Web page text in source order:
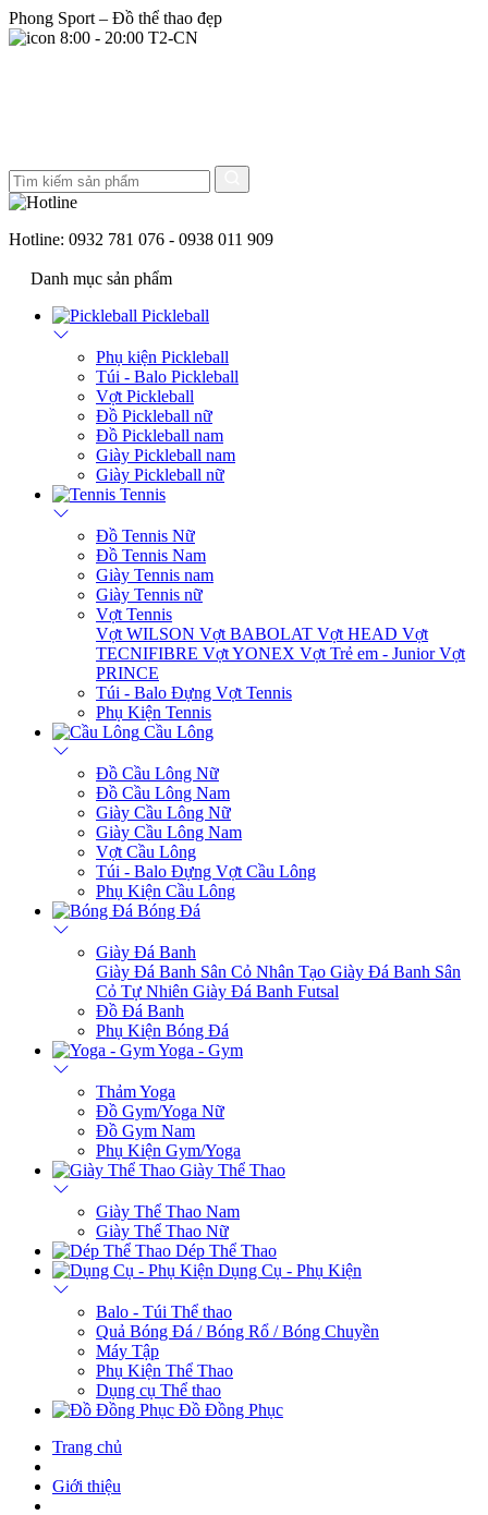
Phong Sport – Đồ thể thao đẹp
8:00 - 20:00 T2-CN
Hotline: 0932 781 076 - 0938 011 909
Danh mục sản phẩm
Pickleball
Phụ kiện Pickleball
Túi - Balo Pickleball
Vợt Pickleball
Đồ Pickleball nữ
Đồ Pickleball nam
Giày Pickleball nam
Giày Pickleball nữ
Tennis
Đồ Tennis Nữ
Đồ Tennis Nam
Giày Tennis nam
Giày Tennis nữ
Vợt Tennis
Vợt WILSON Vợt BABOLAT Vợt HEAD Vợt
TECNIFIBRE Vợt YONEX Vợt Trẻ em - JuniorVợt
PRINCE
Túi - Balo Đựng Vợt Tennis
Phụ Kiện Tennis
Cầu Lông
Đồ Cầu Lông Nữ
Đồ Cầu Lông Nam
Giày Cầu Lông Nữ
Giày Cầu Lông Nam
Vợt Cầu Lông
Túi - Balo Đựng Vợt Cầu Lông
Phụ Kiện Cầu Lông
Bóng Đá
Giày Đá Banh
Giày Đá Banh Sân Cỏ Nhân Tạo Giày Đá Banh Sân
Cỏ Tự Nhiên Giày Đá Banh Futsal
Đồ Đá Banh
Phụ Kiện Bóng Đá
Yoga - Gym
Thảm Yoga
Đồ Gym/Yoga Nữ
Đồ Gym Nam
Phụ Kiện Gym/Yoga
Giày Thể Thao
Giày Thể Thao Nam
Giày Thể Thao Nữ
Dép Thể Thao
Dụng Cụ - Phụ Kiện
Balo - Túi Thể thao
Quả Bóng Đá / Bóng Rổ / Bóng Chuyền
Máy Tập
Phụ Kiện Thể Thao
Dụng cụ Thể thao
Đồ Đồng Phục
Trang chủ
Giới thiệu